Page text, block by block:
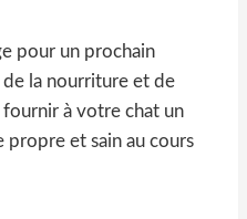
pour un prochain
la nourriture et de
fournir à votre chat un
et sain au cours